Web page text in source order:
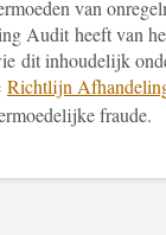
van
Audit heeft van
dit inhoudelijk
Richtlijn
fraude.